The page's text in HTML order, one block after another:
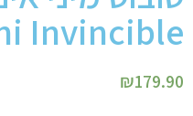
Invincible
₪179.90